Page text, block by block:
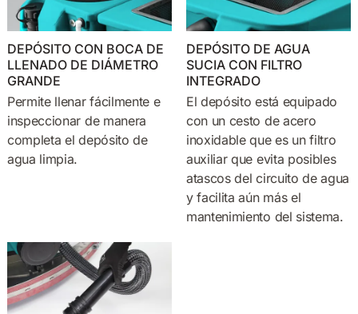
DEPÓSITO CON BOCA DE
LLENADO DE DIÁMETRO
GRANDE
Permite llenar fácilmente e
inspeccionar de manera
completa el depósito de
agua limpia.
DEPÓSITO DE AGUA
SUCIA CON FILTRO
INTEGRADO
El depósito está equipado
con un cesto de acero
inoxidable que es un filtro
auxiliar que evita posibles
atascos del circuito de agua
y facilita aún más el
mantenimiento del sistema.